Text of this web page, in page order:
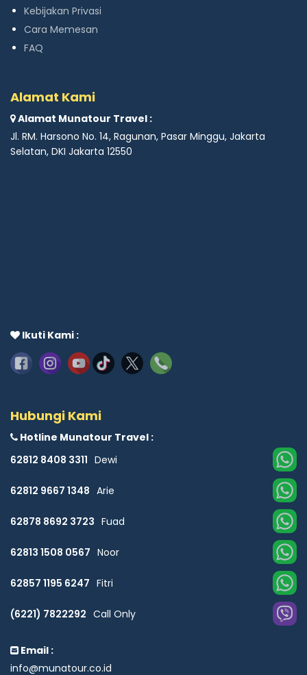
Kebijakan Privasi
Cara Memesan
FAQ
Alamat Kami
Alamat Munatour Travel :
Jl. RM. Harsono No. 14, Ragunan, Pasar Minggu, Jakarta
Selatan, DKI Jakarta 12550
Ikuti Kami :
Hubungi Kami
Hotline Munatour Travel :
62812 8408 3311 Dewi
62812 9667 1348 Arie
62878 8692 3723 Fuad
62813 1508 0567 Noor
62857 1195 6247 Fitri
(6221) 7822292 Call Only
Email :
info@munatour.co.id